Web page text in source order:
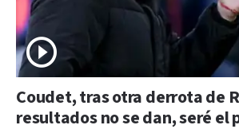
Coudet, tras otra derrota de
resultados no se dan, seré el